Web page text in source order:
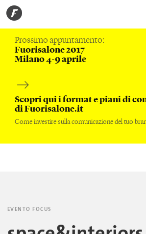
Prossimo appuntamento:
Fuorisalone 2017
Milano 4-9 aprile
Scopri quii format e piani di
di Fuorisalone.it
Come investire sulla comunicazione del tuo
EVENTO FOCUS